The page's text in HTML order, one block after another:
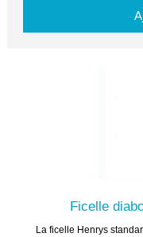
Ficelle
La ficelle Henrys